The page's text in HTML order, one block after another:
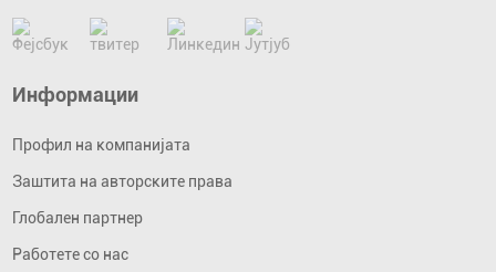
Информации
Профил на компанијата
Заштита на авторските права
Глобален партнер
Работете со нас